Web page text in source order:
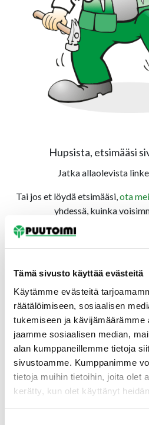
Tämä sivusto käyttää evästeitä
Käytämme evästeitä
räätälöimiseen, sosiaalisen
tukemiseen ja
jaamme sosiaalisen median,
alan kumppaneillemme tietoja
sivustoamme. Kumppanimme
tietoja muihin tietoihin, joita olet
kerätty, kun olet käyttänyt
Hupsista, etsimääsi
Jatka allaolevista
Tai jos et löydä etsimääsi,ota
yhdessä, kuinka
Etusivu